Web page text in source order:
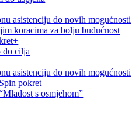
asistenciju do novih mogućnosti
koracima za bolju budućnost
do cilja
asistenciju do novih mogućnosti
pokret
s osmjehom”